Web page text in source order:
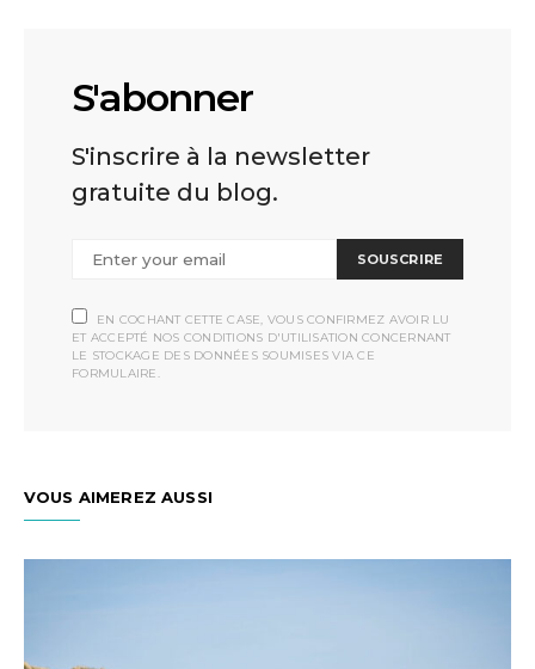
S'abonner
S'inscrire à la newsletter
gratuite du blog.
SOUSCRIRE
EN COCHANT CETTE CASE, VOUS CONFIRMEZ AVOIR LU
ET ACCEPTÉ NOS CONDITIONS D'UTILISATION CONCERNANT
LE STOCKAGE DES DONNÉES SOUMISES VIA CE
FORMULAIRE.
VOUS AIMEREZ AUSSI